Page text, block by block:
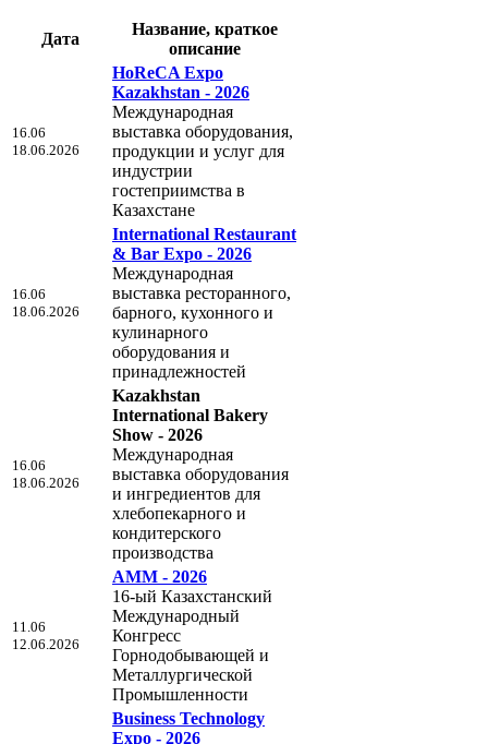
Дата
Название, краткое
описание
16.06
18.06.2026
HoReCA Expo
Kazakhstan - 2026
Международная
выставка оборудования,
продукции и услуг для
индустрии
гостеприимства в
Казахстане
16.06
18.06.2026
International Restaurant
& Bar Expo - 2026
Международная
выставка ресторанного,
барного, кухонного и
кулинарного
оборудования и
принадлежностей
16.06
18.06.2026
Kazakhstan
International Bakery
Show - 2026
Международная
выставка оборудования
и ингредиентов для
хлебопекарного и
кондитерского
производства
11.06
12.06.2026
AMM - 2026
16-ый Казахстанский
Международный
Конгресс
Горнодобывающей и
Металлургической
Промышленности
Business Technology
Expo - 2026